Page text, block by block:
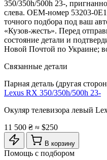
350/350h/500h 23-,
слева. OEM-номер 53203-
точного подбора под ваш
«Кузов-жесть». Перед
состояние детали и
Новой Почтой по Украине;
Связанные детали
Парная деталь (другая
Lexus RX 350/350h/500h 23-
Окуляр телевизора левый
11 500 ₴ ≈ $250
В корзину
Помощь с подбором